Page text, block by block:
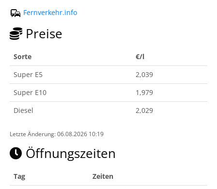
Fernverkehr.info
Preise
Sorte
€/l
Super E5
2,039
Super E10
1,979
Diesel
2,029
Letzte Änderung: 06.08.2026 10:19
Öffnungszeiten
Tag
Zeiten